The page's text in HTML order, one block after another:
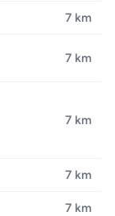
7 km
7 km
7 km
7 km
7 km